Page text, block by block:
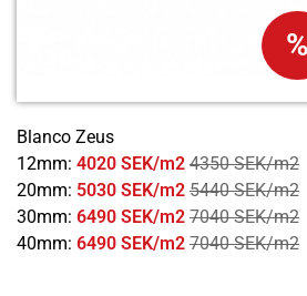
%
Blanco Zeus
12mm: 4020 SEK/m2 4350 SEK/m2
20mm: 5030 SEK/m2 5440 SEK/m2
30mm: 6490 SEK/m2 7040 SEK/m2
40mm: 6490 SEK/m2 7040 SEK/m2